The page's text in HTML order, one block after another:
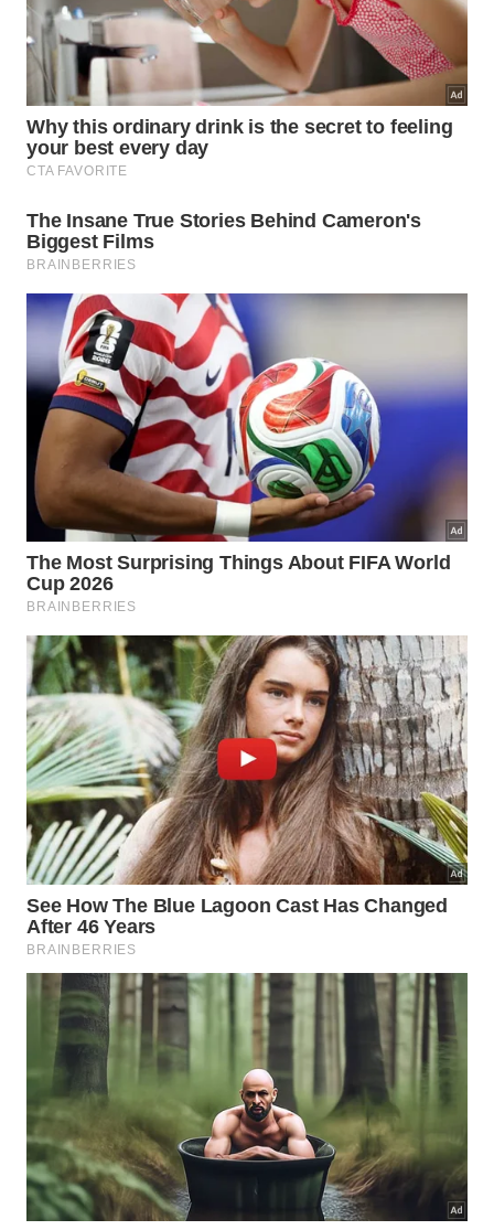
sistema imunológico e fazer com que ele volte a
funcionar adequadamente.
Além disso, a substância seria capaz de acionar o
metabolismo dos glóbulos vermelhos e melhorar a
liberação de oxigênio perto dos tecidos que mais
precisam.
Origem da ozonioterapia
De acordo com a Associação Brasileira de
começou a ser utilizado na área da saúde ainda no
século XIX, por médicos alemães. O procedimento
passou a ser difundido em toda a Europa, no
Canadá, México, China, em 23 estados dos EUA e
Cuba.
Alguns desses países, usam a ozonioterapia tópica
e sistêmica, que serve para tratamento de feridas e
doenças, como: pé diabético, hérnias discais, dores
crônicas, acidentes vasculares e infecções por